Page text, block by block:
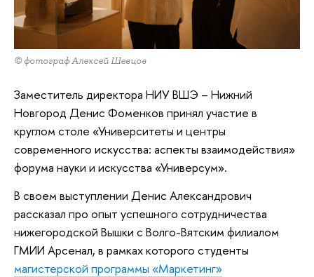
© фотограф Алексей Шевцов
Заместитель директора НИУ ВШЭ – Нижний
Новгород Денис Фоменков принял участие в
круглом столе «Университеты и центры
современного искусства: аспекты взаимодействия»
форума науки и искусства «Универсум».
В своем выступлении Денис Александрович
рассказал про опыт успешного сотрудничества
нижегородской Вышки с Волго-Вятским филиалом
ГМИИ Арсенал, в рамках которого студенты
магистерской программы «Маркетинг»